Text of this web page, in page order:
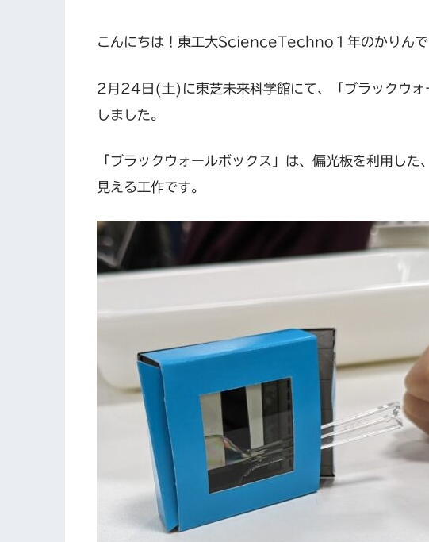
こんにちは！東工大ScienceTechno１年のかりんで
2月24日(土)に東芝未来科学館にて、「ブラックウォ
しました。
「ブラックウォールボックス」は、偏光板を利用し
見える工作です。